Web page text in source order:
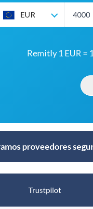
EUR
Remitly 1 EUR =
proveedores
Trustpilot